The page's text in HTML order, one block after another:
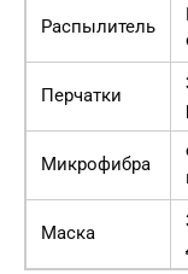
Распылитель
Перчатки
Микрофибра
Маска